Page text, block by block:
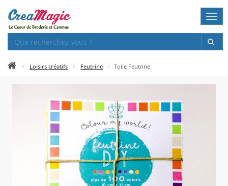
Loisirs créatifs Feutrine Toile Feutrine